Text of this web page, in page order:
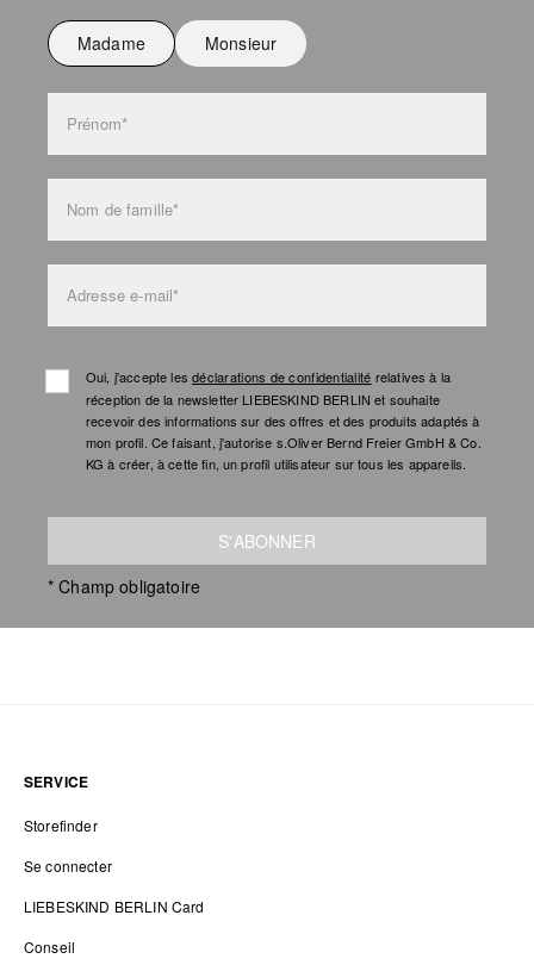
Madame Monsieur
Prénom*
Nom de famille*
Adresse e-mail*
Oui, j'accepte lesdéclarations de confidentialité relatives à la
réception de la newsletter LIEBESKIND BERLIN et souhaite
recevoir des informations sur des offres et des produits adaptés à
mon profil. Ce faisant, j'autorise s.Oliver Bernd Freier GmbH & Co.
KG à créer, à cette fin, un profil utilisateur sur tous les appareils.
S'ABONNER
* Champ obligatoire
SERVICE
Storefinder
Se connecter
LIEBESKIND BERLIN Card
Conseil